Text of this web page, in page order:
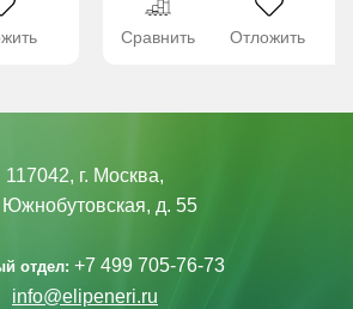
Сравнить Отложить
117042, г. Москва,
Южнобутовская, д. 55
отдел: +7 499 705-76-73
info@elipeneri.ru